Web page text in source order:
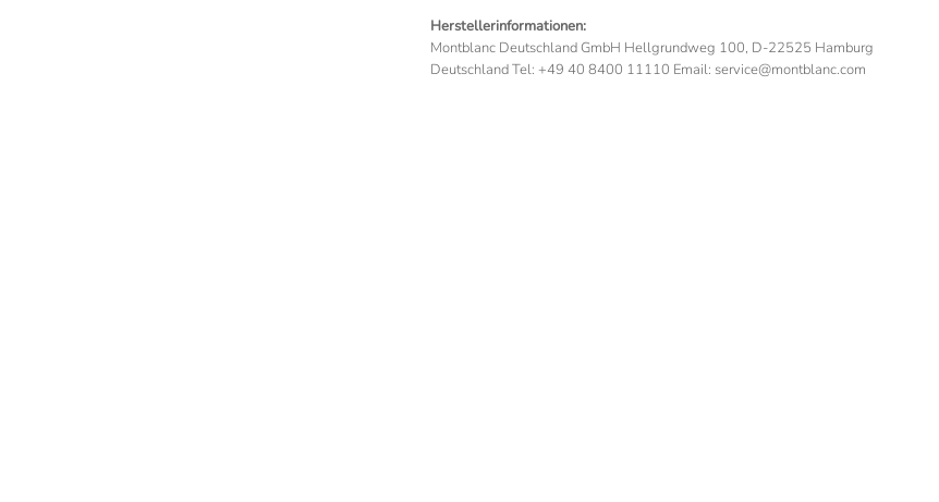
Herstellerinformationen:
Montblanc Deutschland GmbH Hellgrundweg 100, D-22525 Hamburg
Deutschland Tel: +49 40 8400 11110 Email: service@montblanc.com